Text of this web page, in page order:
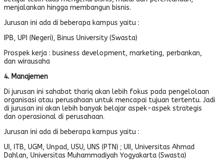
menjalankan hingga membangun bisnis.
Jurusan ini ada di beberapa kampus yaitu :
IPB, UPI (Negeri), Binus University (Swasta)
Prospek kerja : business development, marketing, perbankan,
dan wirausaha
4. Manajemen
Di jurusan ini sahabat thariq akan lebih fokus pada pengelolaan
organisasi atau perusahaan untuk mencapai tujuan tertentu. Jadi
di jurusan ini akan lebih banyak belajar aspek-aspek strategis
dan operasional di perusahaan.
Jurusan ini ada di beberapa kampus yaitu :
UI, ITB, UGM, Unpad, USU, UNS (PTN) ; UII, Universitas Ahmad
Dahlan, Universitas Muhammadiyah Yogyakarta (Swasta)